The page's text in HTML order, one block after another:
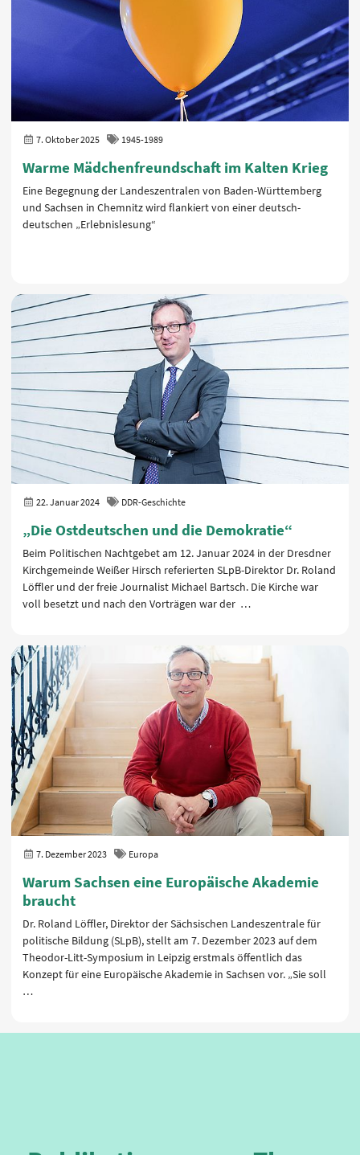
7. Oktober 2025 1945-1989
Warme Mädchenfreundschaft im Kalten Krieg
Eine Begegnung der Landeszentralen von Baden-Württemberg
und Sachsen in Chemnitz wird flankiert von einer deutsch-
deutschen „Erlebnislesung“
22. Januar 2024 DDR-Geschichte
„Die Ostdeutschen und die Demokratie“
Beim Politischen Nachtgebet am 12. Januar 2024 in der Dresdner
Kirchgemeinde Weißer Hirsch referierten SLpB-Direktor Dr. Roland
Löffler und der freie Journalist Michael Bartsch. Die Kirche war
voll besetzt und nach den Vorträgen war der …
7. Dezember 2023 Europa
Warum Sachsen eine Europäische Akademie
braucht
Dr. Roland Löffler, Direktor der Sächsischen Landeszentrale für
politische Bildung (SLpB), stellt am 7. Dezember 2023 auf dem
Theodor-Litt-Symposium in Leipzig erstmals öffentlich das
Konzept für eine Europäische Akademie in Sachsen vor. „Sie soll
…